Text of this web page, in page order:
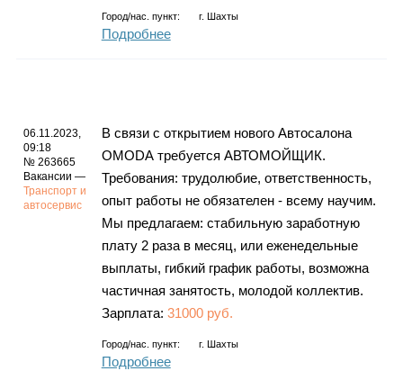
Город/нас. пункт: г. Шахты
Подробнее
06.11.2023,
09:18
№ 263665
Вакансии —
Транспорт и
автосервис
В связи с открытием нового Автосалона
ОМОDА требуется АВТОМОЙЩИК.
Требования: трудолюбие, ответственность,
опыт работы не обязателен - всему научим.
Мы предлагаем: стабильную заработную
плату 2 раза в месяц, или еженедельные
выплаты, гибкий график работы, возможна
частичная занятость, молодой коллектив.
Зарплата: 31000 руб.
Город/нас. пункт: г. Шахты
Подробнее